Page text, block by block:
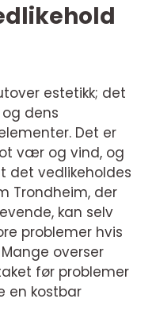
estetikk; det
dens
Det er
vær og vind, og
det vedlikeholdes
Trondheim, der
kan selv
problemer hvis
overser
før problemer
en kostbar